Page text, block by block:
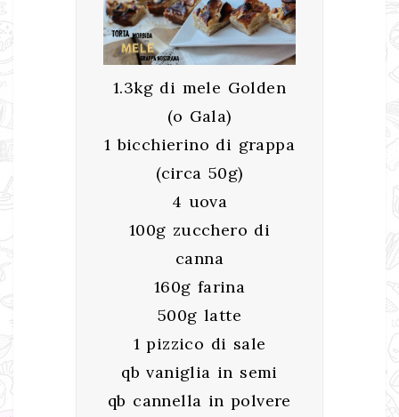
1.3kg di mele Golden
(o Gala)
1 bicchierino di grappa
(circa 50g)
4 uova
100g zucchero di
canna
160g farina
500g latte
1 pizzico di sale
qb vaniglia in semi
qb cannella in polvere